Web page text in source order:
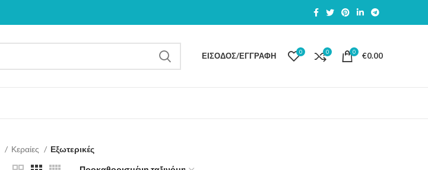
ΕΊΣΟΔΟΣ/ΕΓΓΡΑΦΉ 0 0 0 €0.00
Κεραίες Εξωτερικές